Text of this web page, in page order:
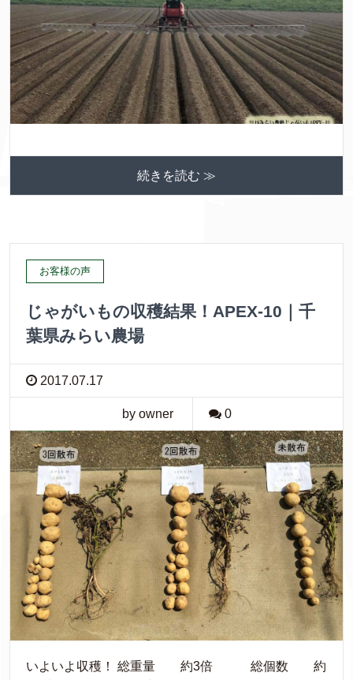
続きを読む ≫
お客様の声
じゃがいもの収穫結果！APEX-10｜千
葉県みらい農場
2017.07.17
by owner 0
いよいよ収穫！ 総重量 約3倍 総個数 約